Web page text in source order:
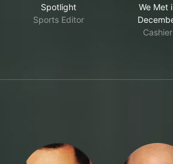
Spotlight
Sports Editor
We Met
Cashier